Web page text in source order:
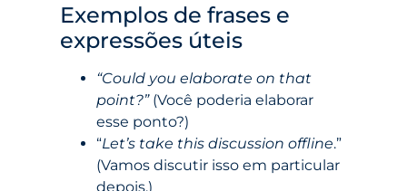
Exemplos de frases e
expressões úteis
“Could you elaborate on that
point?”(Você poderia elaborar
esse ponto?)
“Let’s take this discussion offline.”
(Vamos discutir isso em particular
depois.)